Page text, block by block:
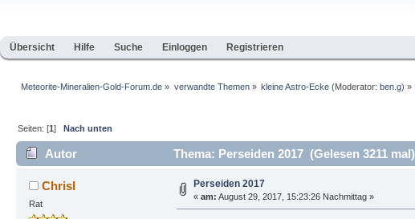
Übersicht Hilfe Suche Einloggen Registrieren
Meteorite-Mineralien-Gold-Forum.de » verwandte Themen» kleine Astro-Ecke(Moderator: ben.g) »
Seiten: [1]Nach unten
Autor Thema: Perseiden 2017 (Gelesen 3211 mal)
Chrisl
Rat
Perseiden 2017
« am: August 29, 2017, 15:23:26 Nachmittag »